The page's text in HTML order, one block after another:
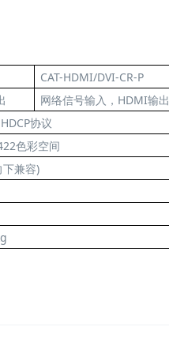
CAT-HDMI/DVI-CR-P
网络信号输入，HDMI输出
协议
色彩空间
下兼容)